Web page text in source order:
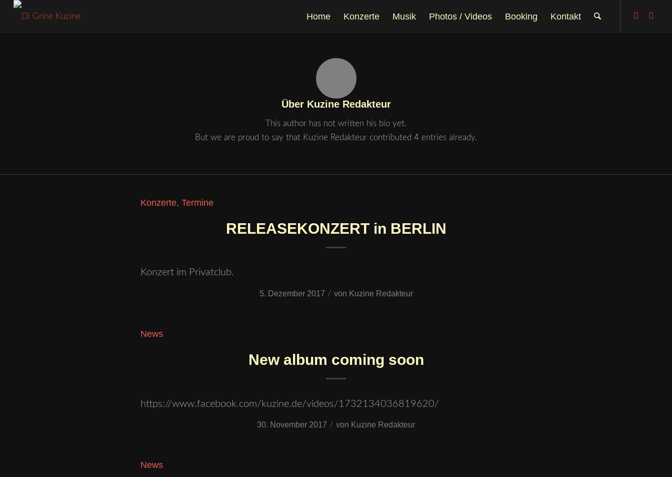
Home Konzerte Musik Photos / Videos Booking Kontakt
Über Kuzine Redakteur
This author has not written his bio yet.
But we are proud to say that Kuzine Redakteur contributed 4 entries already.
Konzerte, Termine
RELEASEKONZERT in BERLIN
Konzert im Privatclub.
5. Dezember 2017 / von Kuzine Redakteur
News
New album coming soon
https://www.facebook.com/kuzine.de/videos/1732134036819620/
30. November 2017 / von Kuzine Redakteur
News